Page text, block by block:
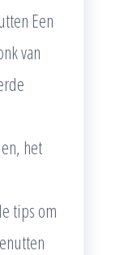
Een
van
het
tips om